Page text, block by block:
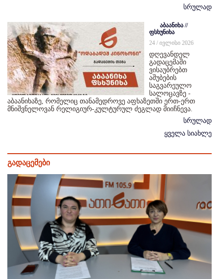
სრულად
აბაანიხა //
ფსხუნიხა
24 / ივლისი 2026
დღევანდელ
გადაცემაში
ვისაუბრებთ
აშუბების
საგვარეულო
სალოცავზე -
აბაანიხაზე, რომელიც თანამედროვე აფხაზეთში ერთ-ერთ
მნიშვნელოვან რელიგიურ-კულტურულ ძეგლად მიიჩნევა.
სრულად
ყველა სიახლე
გადაცემები